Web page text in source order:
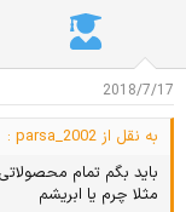
2018/7/17
به نقل از parsa_2002 :
باید بگم تمام
مثلا چرم یا ابریشم